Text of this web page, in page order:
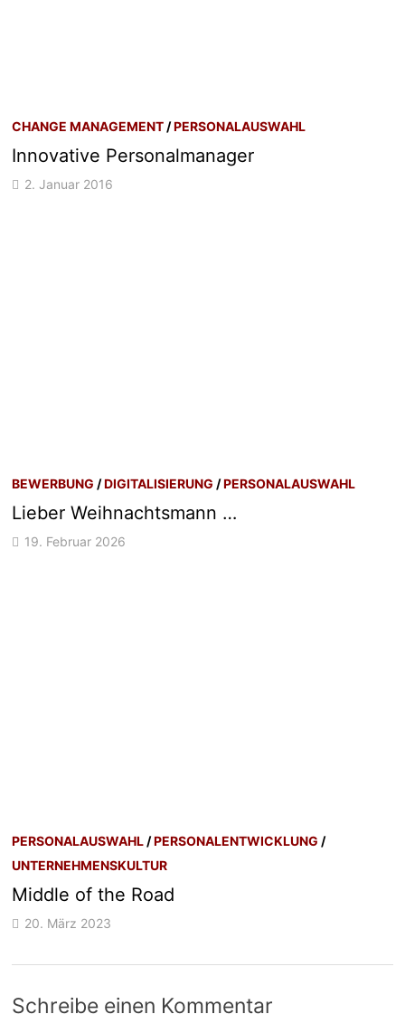
CHANGE MANAGEMENT /PERSONALAUSWAHL
Innovative Personalmanager
2. Januar 2016
BEWERBUNG /DIGITALISIERUNG /PERSONALAUSWAHL
Lieber Weihnachtsmann …
19. Februar 2026
PERSONALAUSWAHL /PERSONALENTWICKLUNG /
UNTERNEHMENSKULTUR
Middle of the Road
20. März 2023
Schreibe einen Kommentar